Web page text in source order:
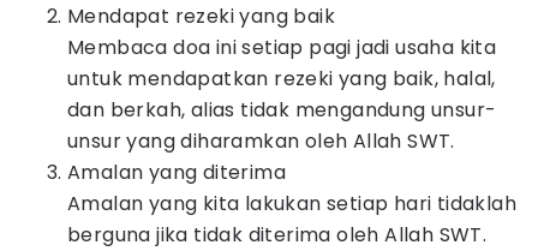
Mendapat rezeki yang baik
Membaca doa ini setiap pagi jadi usaha kita
untuk mendapatkan rezeki yang baik, halal,
dan berkah, alias tidak mengandung unsur-
unsur yang diharamkan oleh Allah SWT.
Amalan yang diterima
Amalan yang kita lakukan setiap hari tidaklah
berguna jika tidak diterima oleh Allah SWT.